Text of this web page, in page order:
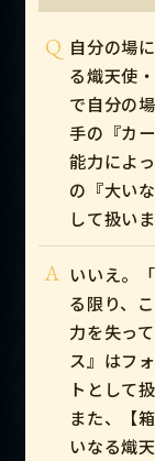
Q 自分の場
る熾天使
で自分の
手の『カ
能力によ
の『大い
して扱い
A いいえ。
る限り、
力を失っ
ス』はフ
トとして
また、【
いなる熾